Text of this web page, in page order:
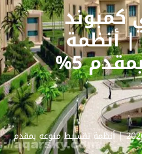
بالتقسيط 2026 | أنظمة
5%
أسعار شقق في كمبوند بالتقسيط 2026 | أنظمة تقسيط منوعه بمقدم